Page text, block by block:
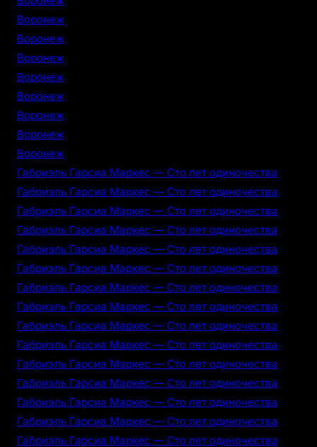
Воронеж
Воронеж
Воронеж
Воронеж
Воронеж
Воронеж
Воронеж
Воронеж
Габриэль Гарсиа Маркес — Сто лет одиночества
Габриэль Гарсиа Маркес — Сто лет одиночества
Габриэль Гарсиа Маркес — Сто лет одиночества
Габриэль Гарсиа Маркес — Сто лет одиночества
Габриэль Гарсиа Маркес — Сто лет одиночества
Габриэль Гарсиа Маркес — Сто лет одиночества
Габриэль Гарсиа Маркес — Сто лет одиночества
Габриэль Гарсиа Маркес — Сто лет одиночества
Габриэль Гарсиа Маркес — Сто лет одиночества
Габриэль Гарсиа Маркес — Сто лет одиночества
Габриэль Гарсиа Маркес — Сто лет одиночества
Габриэль Гарсиа Маркес — Сто лет одиночества
Габриэль Гарсиа Маркес — Сто лет одиночества
Габриэль Гарсиа Маркес — Сто лет одиночества
Габриэль Гарсиа Маркес — Сто лет одиночества